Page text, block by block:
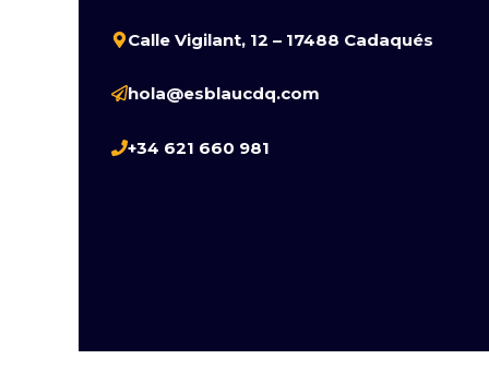
Calle Vigilant, 12 – 17488 Cadaqués
hola@esblaucdq.com
+34 621 660 981